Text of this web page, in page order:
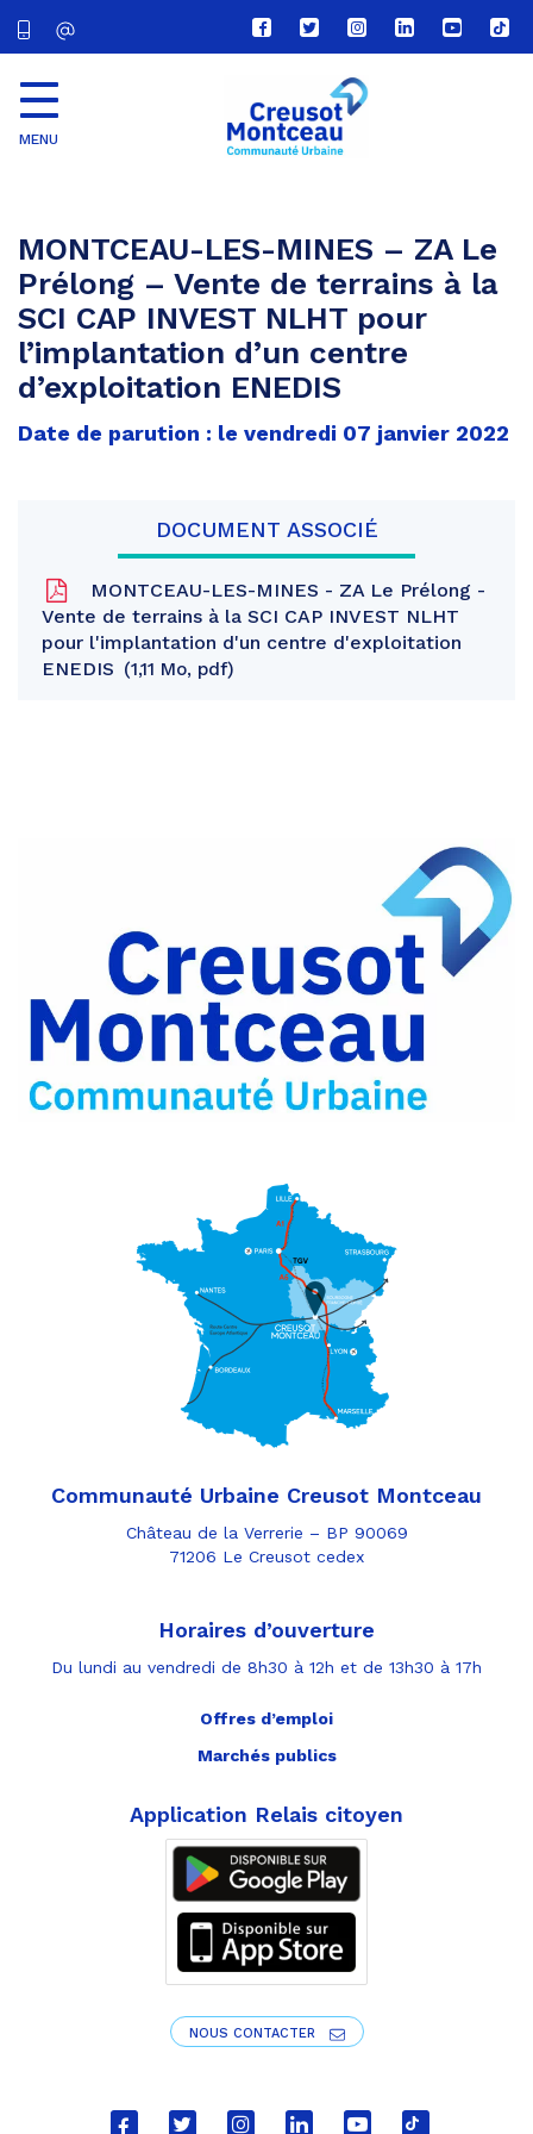
Lien
vers
compte
Facebook
Lien
vers
compte
Twitter
Lien
vers
le
compte
Lien
vers
Lien
vers
Lien
vers
MENU
MONTCEAU-LES-MINES – ZA Le
Prélong – Vente de terrains à la
SCI CAP INVEST NLHT pour
l’implantation d’un centre
d’exploitation ENEDIS
Date de parution : le vendredi 07 janvier 2022
DOCUMENT ASSOCIÉ
MONTCEAU-LES-MINES - ZA Le Prélong -
Vente de terrains à la SCI CAP INVEST NLHT
pour l'implantation d'un centre d'exploitation
ENEDIS
1,11 Mo, pdf
Facebook
Partager
Twitter
Partager
par
e-
mail
Communauté Urbaine Creusot Montceau
Château de la Verrerie – BP 90069
71206 Le Creusot cedex
Horaires d’ouverture
Du lundi au vendredi de 8h30 à 12h et de 13h30 à 17h
Offres d’emploi
Marchés publics
Application Relais citoyen
NOUS CONTACTER